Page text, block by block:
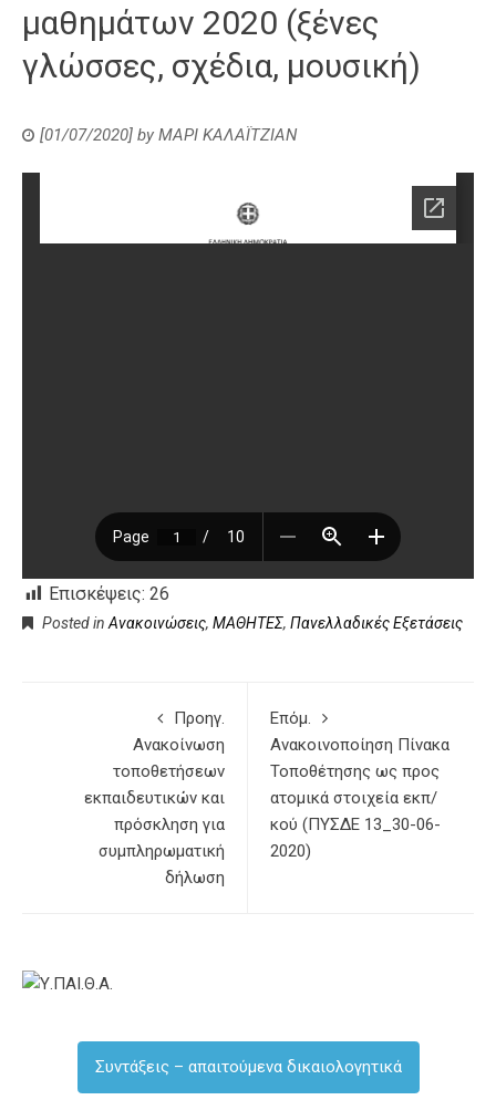
μαθημάτων 2020 (ξένες
γλώσσες, σχέδια, μουσική)
[01/07/2020] by ΜΑΡΙ ΚΑΛΑΪΤΖΙΑΝ
Επισκέψεις: 26
Posted in Ανακοινώσεις, ΜΑΘΗΤΕΣ, Πανελλαδικές Εξετάσεις
Προηγ.
Ανακοίνωση
τοποθετήσεων
εκπαιδευτικών και
πρόσκληση για
συμπληρωματική
δήλωση
Επόμ.
Ανακοινοποίηση Πίνακα
Τοποθέτησης ως προς
ατομικά στοιχεία εκπ/
κού (ΠΥΣΔΕ 13_30-06-
2020)
Συντάξεις – απαιτούμενα δικαιολογητικά